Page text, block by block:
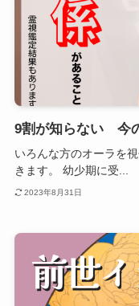
9割が知らない 今
いろんな方のオーラを
きます。 幼少期に受...
2023年8月31日